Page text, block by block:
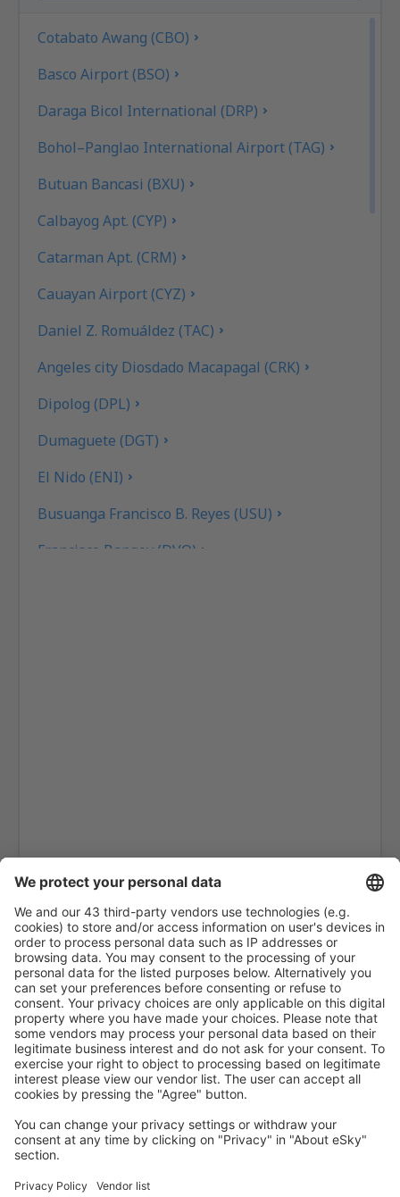
Cotabato Awang (CBO)
Basco Airport (BSO)
Daraga Bicol International (DRP)
Bohol–Panglao International Airport (TAG)
Butuan Bancasi (BXU)
Calbayog Apt. (CYP)
Catarman Apt. (CRM)
Cauayan Airport (CYZ)
Daniel Z. Romuáldez (TAC)
Angeles city Diosdado Macapagal (CRK)
Dipolog (DPL)
Dumaguete (DGT)
El Nido (ENI)
Busuanga Francisco B. Reyes (USU)
Francisco Bangoy (DVO)
Camiguin Mambajao (CGM)
Naga Airport (WNP)
Ninoy Aquino (MNL)
Aeropuerto de Pagadían (PAG)
Puerto Princesa (PPS)
Roxas City (RXS)
San Jose Airport (SJI)
San Vicente Airport (SWL)